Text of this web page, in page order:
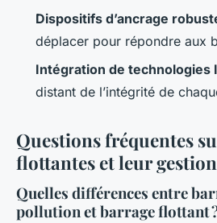
Dispositifs d’ancrage
déplacer pour répondre aux
Intégration de technologies
distant de l’intégrité de
Questions fréquentes
flottantes et leur gestion
Quelles différences entre
pollution et barrage flottant